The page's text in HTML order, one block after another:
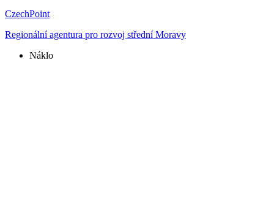
CzechPoint
Regionální agentura pro rozvoj střední Moravy
Náklo